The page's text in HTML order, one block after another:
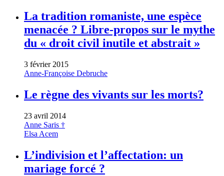
La tradition romaniste, une espèce
menacée ? Libre-propos sur le mythe
du « droit civil inutile et abstrait »
3 février 2015
Anne-Françoise Debruche
Le règne des vivants sur les morts?
23 avril 2014
Anne Saris †
Elsa Acem
L’indivision et l’affectation: un
mariage forcé ?